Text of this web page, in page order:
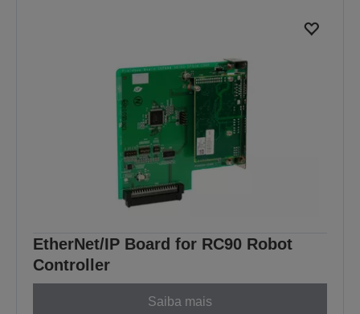
EtherNet/IP Board for RC90 Robot
Controller
Saiba mais